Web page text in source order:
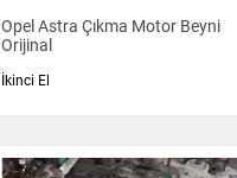
Opel Astra Çıkma Motor Beyni
Orijinal
İkinci El